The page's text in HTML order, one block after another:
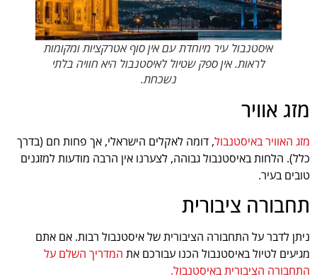
איסטנבול עיר מיוחדת עם אין סוף אטרקציות ומקומות
לראות. אין ספק שטיול לאיסטנבול היא חוויה בלתי
נשכחת.
מזג אוויר
מזג האוויר באיסטנבול, דומה לאקלים הישראלי, אך פחות חם (בדרך
כלל). הלחות באיסטנבול גבוהה, לצערנו אין הרבה מודעות למזגנים
טובים בעיר.
תחבורה ציבורית
ניתן לדבר על התחבורה הציבורית של איסטנבול רבות. אם אתם
מגיעים לטיול באיסטנבול הכנו עבורכם את המדריך השלם על
התחבורה הציבורית באיסטנבול.